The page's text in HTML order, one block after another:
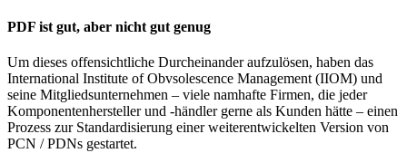
PDF ist gut, aber nicht gut genug
Um dieses offensichtliche Durcheinander auf­zu­lö­sen, haben das
Inter­natio­nal Institute of Obvso­les­cence Manage­ment (IIOM) und
seine Mitglieds­un­ter­nehmen – viele nam­hafte Firmen, die jeder
Kom­po­nenten­hersteller und -händler gerne als Kunden hätte – einen
Prozess zur Stan­dar­di­sie­rung einer weiter­ent­wickel­ten Version von
PCN / PDNs gestartet.